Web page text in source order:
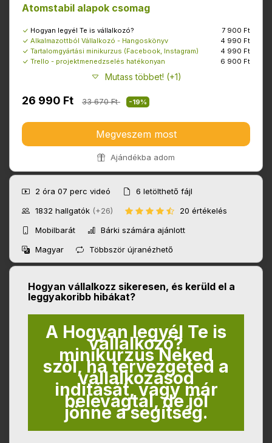
Atomstabil alapok csomag
Hogyan legyél Te is vállalkozó?
7 900 Ft
Alkalmazottból Vállalkozó - Hangoskönyv
4 990 Ft
Tartalomgyártási minikurzus (Facebook, Instagram)
4 990 Ft
Trello - projektmenedzselés hatékonyan
6 900 Ft
Mutass többet! (+1)
26 990 Ft 33 670 Ft -19%
Megveszem most
Ajándékba adom
2 óra 07 perc videó 6 letölthető fájl
1832 hallgatók (+26)
20 értékelés
Mobilbarát
Bárki számára ajánlott
Magyar
Többször újranézhető
Hogyan vállalkozz sikeresen, és kerüld el a
leggyakoribb hibákat?
A Hogyan legyél Te is
vállalkozó?
minikurzus Neked
szól, ha tervezgeted a
vállalkozásod
indítását, vagy már
belevágtál, de jól
jönne a segítség.